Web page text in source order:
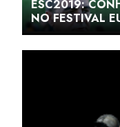
ESC2019:
NO FESTIVAL